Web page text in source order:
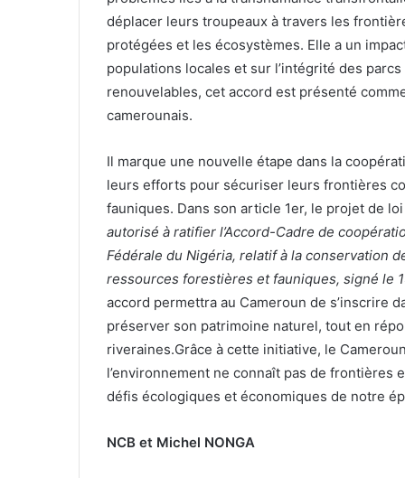
déplacer leurs troupeaux à travers les
protégées et les écosystèmes. Elle a un
populations locales et sur l’intégrité des
renouvelables, cet accord est présenté
camerounais.
Il marque une nouvelle étape dans la
leurs efforts pour sécuriser leurs frontières
fauniques. Dans son article 1er, le projet de
autorisé à ratifier l’Accord-Cadre de
Fédérale du Nigéria, relatif à la conservation
ressources forestières et fauniques, signé le
accord permettra au Cameroun de s’inscrire
préserver son patrimoine naturel, tout en
riveraines.Grâce à cette initiative, le
l’environnement ne connaît pas de
défis écologiques et économiques de notre
NCB et Michel NONGA